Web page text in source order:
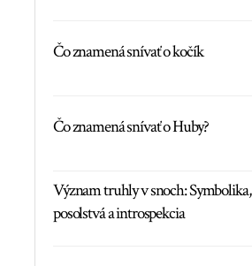
Čo znamená snívať o kočík
Čo znamená snívať o Huby?
Význam truhly v snoch: Symbolika,
posolstvá a introspekcia